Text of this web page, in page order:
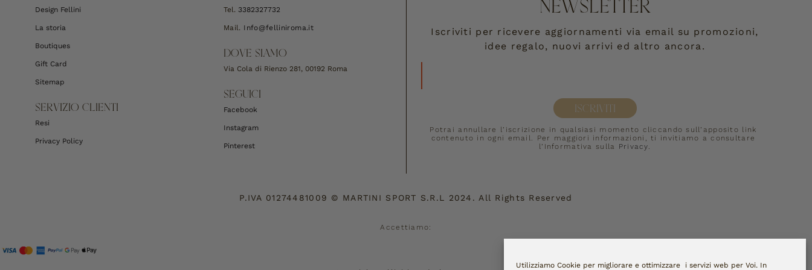
Utilizziamo Cookie per migliorare e ottimizzare i servizi web per Voi. In
Design Fellini
La storia
Boutiques
Gift Card
Sitemap
SERVIZIO CLIENTI
Resi
Privacy Policy
Tel. 3382327732
Mail. Info@felliniroma.it
DOVE SIAMO
Via Cola di Rienzo 281, 00192 Roma
SEGUICI
Facebook
Instagram
Pinterest
NEWSLETTER
Iscriviti per ricevere aggiornamenti via email su promozioni,
idee regalo, nuovi arrivi ed altro ancora.
ISCRIVITI
Potrai annullare l’iscrizione in qualsiasi momento cliccando sull’apposito link
contenuto in ogni email. Per maggiori informazioni, ti invitiamo a consultare
l’Informativa sulla Privacy
P.IVA 01274481009 © MARTINI SPORT S.R.L 2024. All Rights Reserved
Accettiamo: